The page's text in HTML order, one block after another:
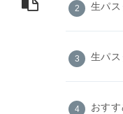
生パ
生パ
おす